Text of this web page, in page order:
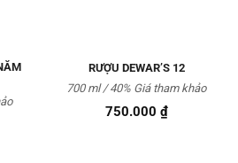
RƯỢU DEWAR’S 12
750.000 ₫
700 ml / 40% Giá tham khảo